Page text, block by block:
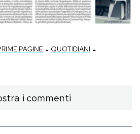
PAGINE - QUOTIDIANI -
i commenti